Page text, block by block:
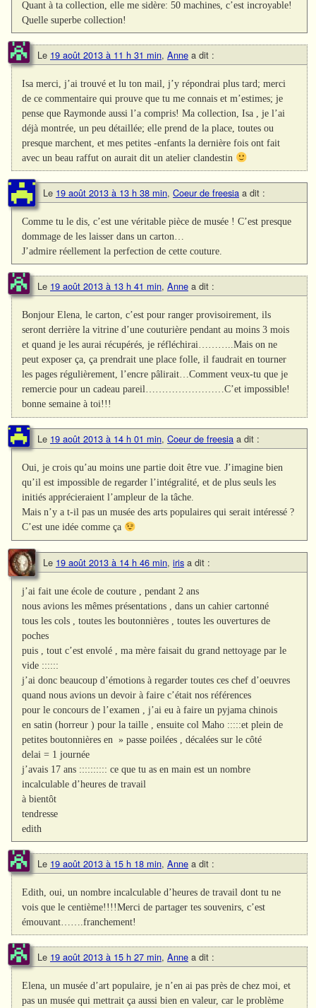
Quant à ta collection, elle me sidère: 50 machines, c’est incroyable!
Quelle superbe collection!
Le 19 août 2013 à 11 h 31 min, Anne a dit :
Isa merci, j’ai trouvé et lu ton mail, j’y répondrai plus tard; merci
de ce commentaire qui prouve que tu me connais et m’estimes; je
pense que Raymonde aussi l’a compris! Ma collection, Isa , je l’ai
déjà montrée, un peu détaillée; elle prend de la place, toutes ou
presque marchent, et mes petites -enfants la dernière fois ont fait
avec un beau raffut on aurait dit un atelier clandestin
Le 19 août 2013 à 13 h 38 min, Coeur de freesia a dit :
Comme tu le dis, c’est une véritable pièce de musée ! C’est presque
dommage de les laisser dans un carton…
J’admire réellement la perfection de cette couture.
Le 19 août 2013 à 13 h 41 min, Anne a dit :
Bonjour Elena, le carton, c’est pour ranger provisoirement, ils
seront derrière la vitrine d’une couturière pendant au moins 3 mois
et quand je les aurai récupérés, je réfléchirai………..Mais on ne
peut exposer ça, ça prendrait une place folle, il faudrait en tourner
les pages régulièrement, l’encre pâlirait…Comment veux-tu que je
remercie pour un cadeau pareil……………………C’et impossible!
bonne semaine à toi!!!
Le 19 août 2013 à 14 h 01 min, Coeur de freesia a dit :
Oui, je crois qu’au moins une partie doit être vue. J’imagine bien
qu’il est impossible de regarder l’intégralité, et de plus seuls les
initiés apprécieraient l’ampleur de la tâche.
Mais n’y a t-il pas un musée des arts populaires qui serait intéressé ?
C’est une idée comme ça
Le 19 août 2013 à 14 h 46 min, iris a dit :
j’ai fait une école de couture , pendant 2 ans
nous avions les mêmes présentations , dans un cahier cartonné
tous les cols , toutes les boutonnières , toutes les ouvertures de
poches
puis , tout c’est envolé , ma mère faisait du grand nettoyage par le
vide ::::::
j’ai donc beaucoup d’émotions à regarder toutes ces chef d’oeuvres
quand nous avions un devoir à faire c’était nos références
pour le concours de l’examen , j’ai eu à faire un pyjama chinois
en satin (horreur ) pour la taille , ensuite col Maho :::::et plein de
petites boutonnières en » passe poilées , décalées sur le côté
delai = 1 journée
j’avais 17 ans :::::::::: ce que tu as en main est un nombre
incalculable d’heures de travail
à bientôt
tendresse
edith
Le 19 août 2013 à 15 h 18 min, Anne a dit :
Edith, oui, un nombre incalculable d’heures de travail dont tu ne
vois que le centième!!!!Merci de partager tes souvenirs, c’est
émouvant…….franchement!
Le 19 août 2013 à 15 h 27 min, Anne a dit :
Elena, un musée d’art populaire, je n’en ai pas près de chez moi, et
pas un musée qui mettrait ça aussi bien en valeur, car le problème